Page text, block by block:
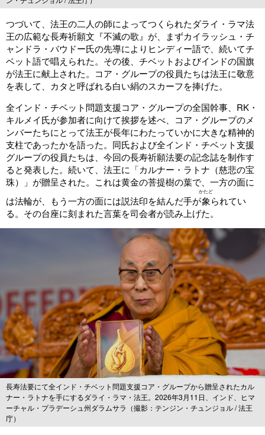
つづいて、法王の二人の師によってつくられたダライ・ラマ法
王の広範な長寿祈願文『不滅の歌』が、まずカイラッシュ・チ
ャンドラ・バウドー氏の先導によりヒンディー語で、続いてチ
ベット語で唱えられた。その後、チベットおよびインドの国旗
が法王に献上された。コア・グループの役員たちは法王に敬意
を表して、カタと呼ばれる白い絹のスカーフを捧げた。
全インド・チベット問題支援コア・グループの全国幹事、RK・
キルメイ氏が参加者に向けて挨拶を述べ、コア・グループのメ
ンバーたちにとって法王が長年にわたっていかに大きな精神的
支柱であったかを語った。同氏および全インド・チベット支援
グループの役員たちは、今回の長寿祈願法要の記念誌を制作す
ると発表した。続いて、法王に「カルナー・ラトナ（慈悲の宝
珠）」が贈呈された。これは黄金の菩提樹の葉で、一方の面に
は法輪が、もう一方の面には説法印を結んだ手が象
かたど
られてい
る。その台座に刻まれた言葉を司会者が読み上げた。
長寿法要にて全インド・チベット問題支援コア・グループから贈呈されたカル
ナー・ラトナを手にするダライ・ラマ・法王。2026年3月11日、インド、ヒマ
ーチャル・プラデーシュ州ダラムサラ（撮影：テンジン・チュンジョル / 法王
庁）